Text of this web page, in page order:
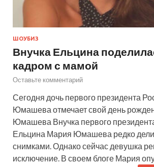
ШОУБИЗ
Внучка Ельцина
кадром с мамой
Оставьте комментарий
Сегодня дочь первого президента
Юмашева отмечает свой день
Юмашева Внучка первого
Ельцина Мария Юмашева редко
снимками. Однако сейчас девушка
исключение. В своем блоге Мария